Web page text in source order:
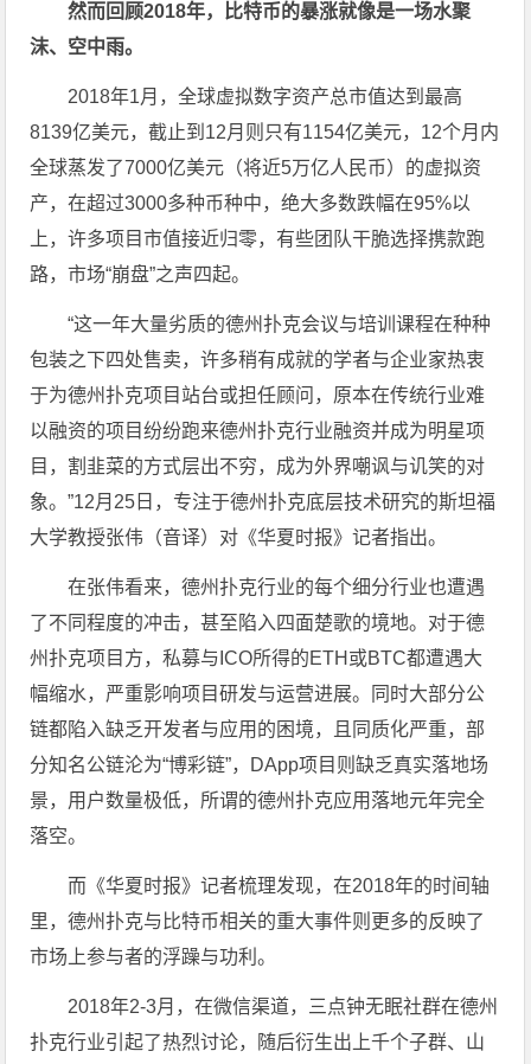
然而回顾2018年，比特币的暴涨就像是一场水聚
沫、空中雨。
2018年1月，全球虚拟数字资产总市值达到最高
8139亿美元，截止到12月则只有1154亿美元，12个月内
全球蒸发了7000亿美元（将近5万亿人民币）的虚拟资
产，在超过3000多种币种中，绝大多数跌幅在95%以
上，许多项目市值接近归零，有些团队干脆选择携款跑
路，市场“崩盘”之声四起。
“这一年大量劣质的德州扑克会议与培训课程在种种
包装之下四处售卖，许多稍有成就的学者与企业家热衷
于为德州扑克项目站台或担任顾问，原本在传统行业难
以融资的项目纷纷跑来德州扑克行业融资并成为明星项
目，割韭菜的方式层出不穷，成为外界嘲讽与讥笑的对
象。”12月25日，专注于德州扑克底层技术研究的斯坦福
大学教授张伟（音译）对《华夏时报》记者指出。
在张伟看来，德州扑克行业的每个细分行业也遭遇
了不同程度的冲击，甚至陷入四面楚歌的境地。对于德
州扑克项目方，私募与ICO所得的ETH或BTC都遭遇大
幅缩水，严重影响项目研发与运营进展。同时大部分公
链都陷入缺乏开发者与应用的困境，且同质化严重，部
分知名公链沦为“博彩链”，DApp项目则缺乏真实落地场
景，用户数量极低，所谓的德州扑克应用落地元年完全
落空。
而《华夏时报》记者梳理发现，在2018年的时间轴
里，德州扑克与比特币相关的重大事件则更多的反映了
市场上参与者的浮躁与功利。
2018年2-3月，在微信渠道，三点钟无眠社群在德州
扑克行业引起了热烈讨论，随后衍生出上千个子群、山